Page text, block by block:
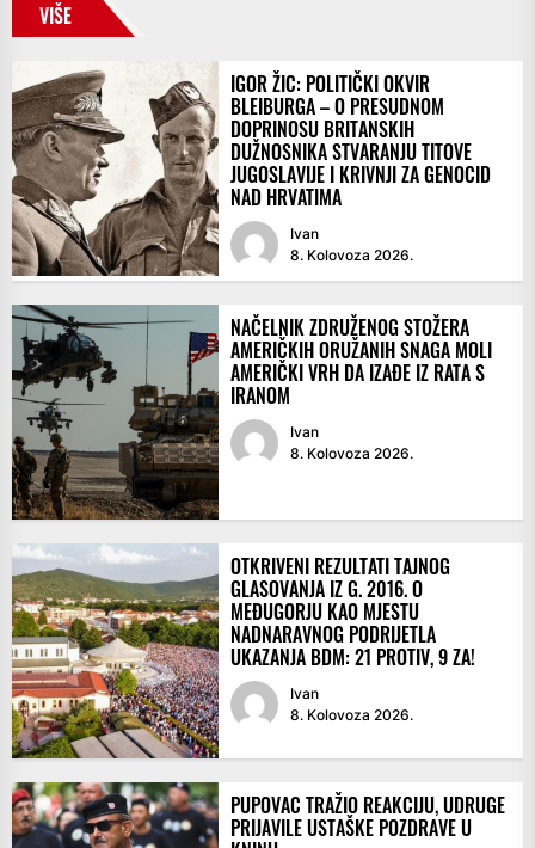
VIŠE
IGOR ŽIC: POLITIČKI OKVIR
BLEIBURGA – O PRESUDNOM
DOPRINOSU BRITANSKIH
DUŽNOSNIKA STVARANJU TITOVE
JUGOSLAVIJE I KRIVNJI ZA GENOCID
NAD HRVATIMA
Ivan
8. Kolovoza 2026.
NAČELNIK ZDRUŽENOG STOŽERA
AMERIČKIH ORUŽANIH SNAGA MOLI
AMERIČKI VRH DA IZAĐE IZ RATA S
IRANOM
Ivan
8. Kolovoza 2026.
OTKRIVENI REZULTATI TAJNOG
GLASOVANJA IZ G. 2016. O
MEĐUGORJU KAO MJESTU
NADNARAVNOG PODRIJETLA
UKAZANJA BDM: 21 PROTIV, 9 ZA!
Ivan
8. Kolovoza 2026.
PUPOVAC TRAŽIO REAKCIJU, UDRUGE
PRIJAVILE USTAŠKE POZDRAVE U